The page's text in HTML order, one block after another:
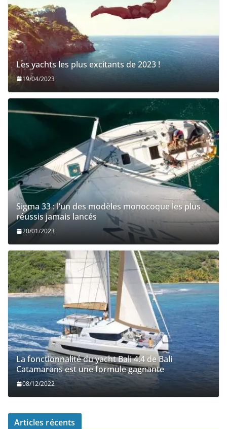
Les yachts les plus excitants de 2023 !
19/04/2023
Sigma 33 : l’un des modèles monocoque les plus
réussis jamais lancés
20/01/2023
La fonctionnalité du yacht Bali 4.4 de Bali
Catamarans est une formule gagnante
08/12/2022
Articles récents